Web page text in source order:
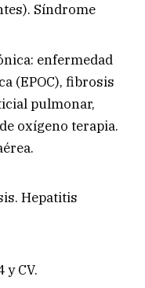
Síndrome
enfermedad
(EPOC), fibrosis
pulmonar,
oxígeno terapia.
Hepatitis
y CV.